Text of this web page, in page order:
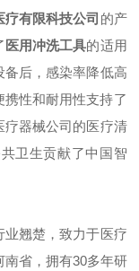
疗有限科技公司 的产
医用冲洗工具的适用
备后，感染率降低高
性和耐用性支持了
疗器械公司的医疗清
卫生贡献了中国智
业翘楚，致力于医疗
省，拥有30多年研